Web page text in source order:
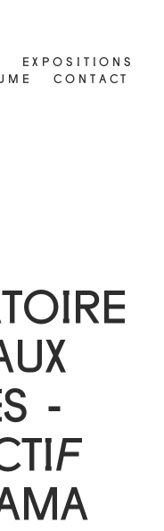
EXPOSITIONS
CONTACT
-